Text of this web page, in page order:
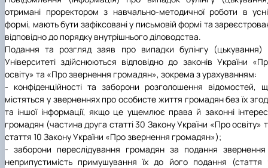
отримані проректором з навчально-методичної роботи в
формі, мають бути зафіксовані у письмовій формі та
відповідно до порядку внутрішнього діловодства.
Подання та розгляд заяв про випадки булінгу (цькування)
Університеті здійснюються відповідно до законів України
освіту» та «Про звернення громадян», зокрема з урахуванням:
- конфіденційності та заборони розголошення відомостей,
містяться у зверненнях про особисте життя громадян без їх
та іншої інформації, якщо це ущемлює права й законні
громадян (частина друга статті 30 Закону України «Про освіту»
стаття 10 Закону України «Про звернення громадян»);
- заборони переслідування громадян за подання звернення
неприпустимість примушування їх до його подання (стаття